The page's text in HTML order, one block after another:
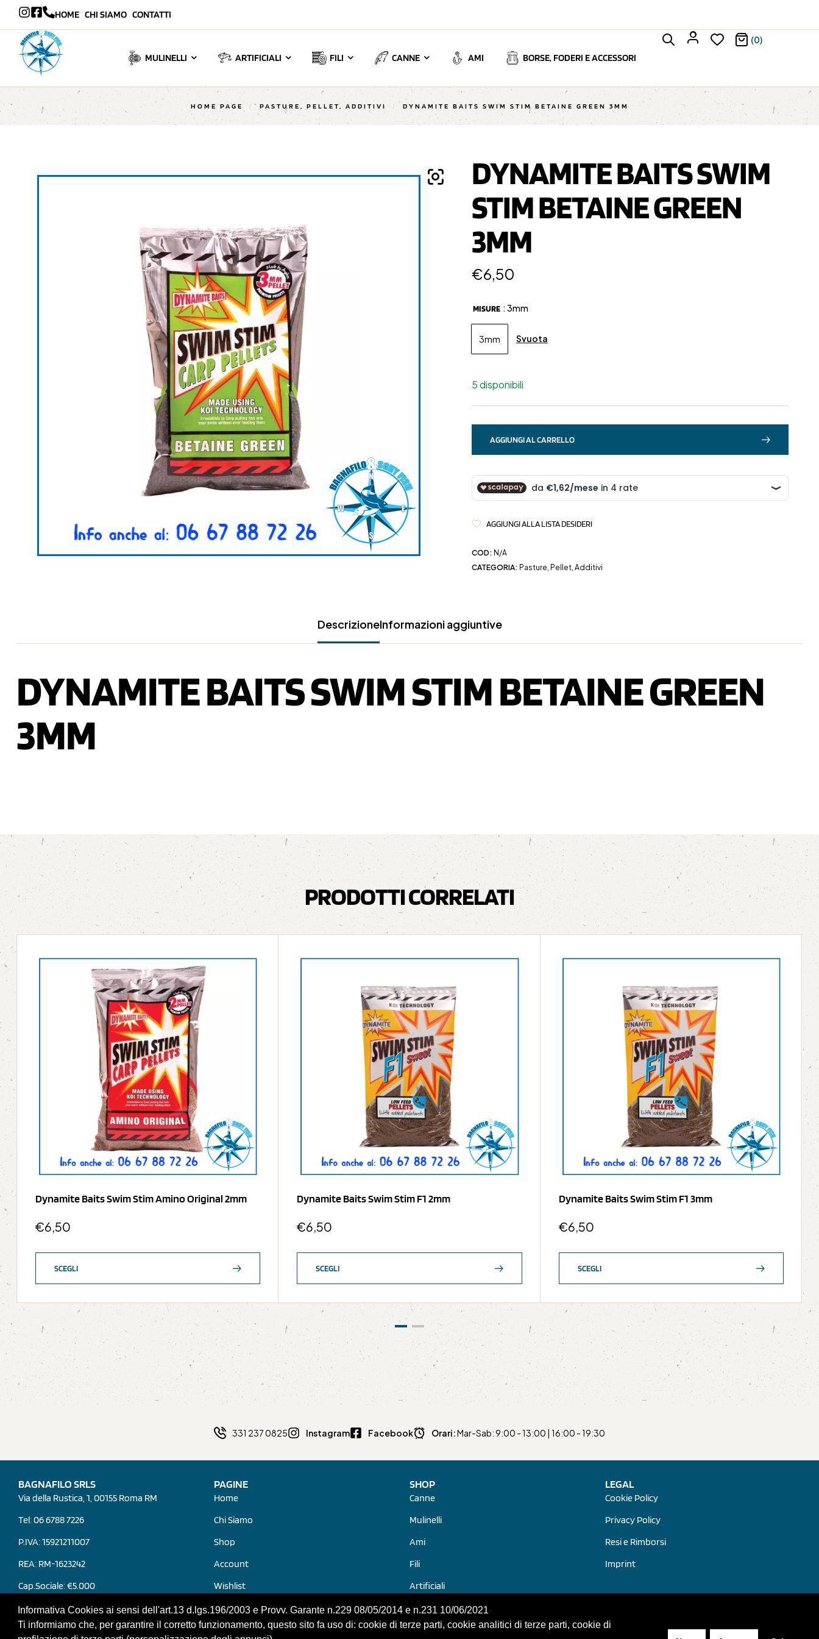
Informativa Cookies ai sensi dell'art.13 d.lgs.196/2003 e Provv. Garante n.229 08/05/2014 e n.231 10/06/2021
Ti informiamo che, per garantire il corretto funzionamento, questo sito fa uso di: cookie di terze parti, cookie analitici di terze parti, cookie di
HOME CHI SIAMO CONTATTI
MULINELLI ARTIFICIALI FILI CANNE AMI BORSE, FODERI E ACCESSORI
(0)
HOME PAGE / PASTURE, PELLET, ADDITIVI / DYNAMITE BAITS SWIM STIM BETAINE GREEN 3MM
DYNAMITE BAITS SWIM
STIM BETAINE GREEN
3MM
€6,50
MISURE : 3mm
3mm Svuota
5 disponibili
AGGIUNGI AL CARRELLO
AGGIUNGI ALLA LISTA DESIDERI
COD: N/A
CATEGORIA: Pasture, Pellet, Additivi
DescrizioneInformazioni aggiuntive
DYNAMITE BAITS SWIM STIM BETAINE GREEN
3MM
PRODOTTI CORRELATI
Dynamite Baits Swim Stim Amino Original 2mm
€6,50
SCEGLI
Dynamite Baits Swim Stim F1 2mm
€6,50
SCEGLI
Dynamite Baits Swim Stim F1 3mm
€6,50
SCEGLI
331 237 0825 Instagram Facebook Orari:Mar-Sab: 9:00 - 13:00 | 16:00 - 19:30
BAGNAFILO SRLS
Via della Rustica, 1, 00155 Roma RM
Tel: 06 6788 7226
P.IVA: 15921211007
REA: RM-1623242
Cap.Sociale: €5.000
PAGINE
Home
Chi Siamo
Shop
Account
Wishlist
Contatti
SHOP
Canne
Mulinelli
Ami
Fili
Artificiali
Pasture, Pellet, Additivi
LEGAL
Cookie Policy
Privacy Policy
Resi e Rimborsi
Imprint